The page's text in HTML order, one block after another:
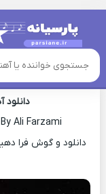
خانه » آهنگ های کردی
اهنگ کردی علی
Ali Farzami
دانلود و گوش فرا